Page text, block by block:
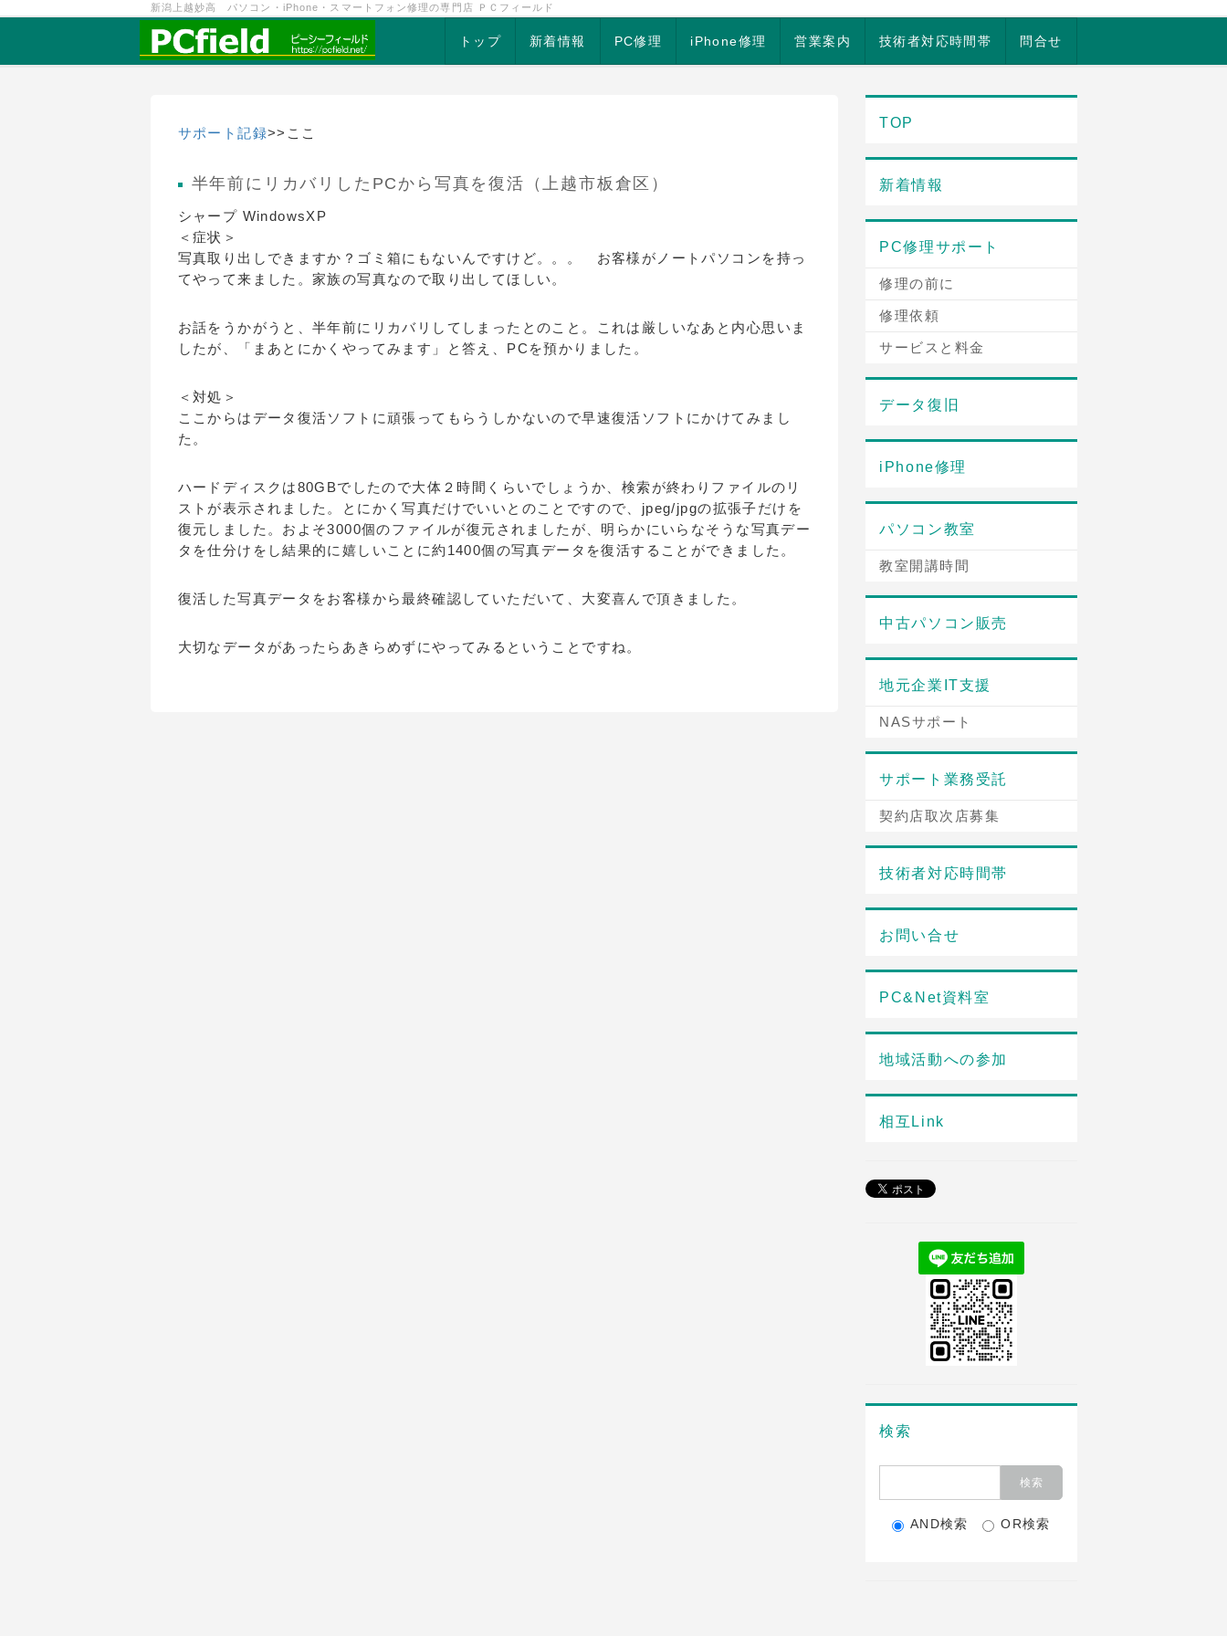
新潟上越妙高 パソコン・iPhone・スマートフォン修理の専門店 ＰＣフィールド
トップ 新着情報 PC修理 iPhone修理 営業案内 技術者対応時間帯 問合せ
サポート記録>>ここ
半年前にリカバリしたPCから写真を復活（上越市板倉区）
シャープ WindowsXP
＜症状＞
写真取り出しできますか？ゴミ箱にもないんですけど。。。 お客様がノートパソコンを持っ
てやって来ました。家族の写真なので取り出してほしい。
お話をうかがうと、半年前にリカバリしてしまったとのこと。これは厳しいなあと内心思いま
したが、「まあとにかくやってみます」と答え、PCを預かりました。
＜対処＞
ここからはデータ復活ソフトに頑張ってもらうしかないので早速復活ソフトにかけてみまし
た。
ハードディスクは80GBでしたので大体２時間くらいでしょうか、検索が終わりファイルのリ
ストが表示されました。とにかく写真だけでいいとのことですので、jpeg/jpgの拡張子だけを
復元しました。およそ3000個のファイルが復元されましたが、明らかにいらなそうな写真デー
タを仕分けをし結果的に嬉しいことに約1400個の写真データを復活することができました。
復活した写真データをお客様から最終確認していただいて、大変喜んで頂きました。
大切なデータがあったらあきらめずにやってみるということですね。
TOP
新着情報
PC修理サポート
修理の前に
修理依頼
サービスと料金
データ復旧
iPhone修理
パソコン教室
教室開講時間
中古パソコン販売
地元企業IT支援
NASサポート
サポート業務受託
契約店取次店募集
技術者対応時間帯
お問い合せ
PC&Net資料室
地域活動への参加
相互Link
検索
AND検索 OR検索